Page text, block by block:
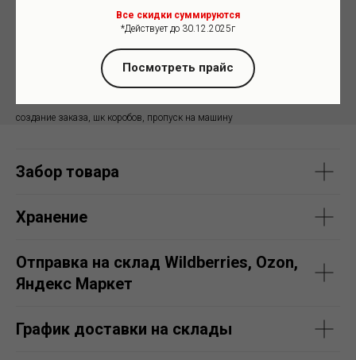
СДЕЛАТЬ ЗАМЕРЫ ВАШЕГО ТОВАРА
ОФОРМЛЕНИЕ ПОСТАВКИ ПОД
КЛЮЧ НА ПОРТАЛЕ
500₽/направление
создание заказа, шк коробов, пропуск на машину
Все скидки суммируются
*Действует до 30.12.2025г
Посмотреть прайс
Забор товара
Хранение
Отправка на склад Wildberries, Ozon,
Яндекс Маркет
График доставки на склады